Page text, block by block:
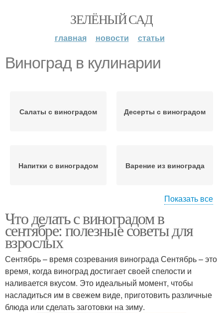
ЗЕЛЁНЫЙ САД
главная новости статьи
Виноград в кулинарии
Салаты с виноградом Десерты с виноградом
Напитки с виноградом Варение из винограда
Сушеный виноград Рецепты с виноградом
Джемы из винограда Компот из винограда
Показать все
Что делать с виноградом в
сентябре: полезные советы для
взрослых
Сентябрь – время созревания винограда Сентябрь – это
время, когда виноград достигает своей спелости и
наливается вкусом. Это идеальный момент, чтобы
насладиться им в свежем виде, приготовить различные
блюда или сделать заготовки на зиму.